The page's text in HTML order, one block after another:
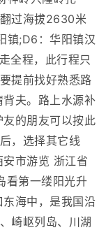
过海拔2630米
镇;D6：华阳镇汉
全程，此行程只
提前找好熟悉路
夫。路上水源补
的朋友可以按此
，选择其它线
市游览 浙江省
看第一缕阳光升
海中，是我国沿
崎岖列岛、川湖